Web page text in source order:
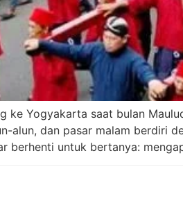
ke Yogyakarta saat bulan
alun, dan pasar malam berdiri
berhenti untuk bertanya: